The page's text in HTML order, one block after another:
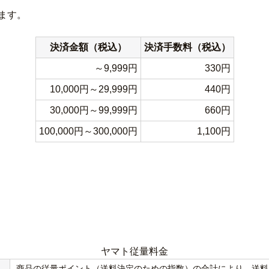
す。
決済金額（税込） 決済手数料（税込）
～9,999円 330円
10,000円～29,999円 440円
30,000円～99,999円 660円
100,000円～300,000円 1,100円
ヤマト従量料金